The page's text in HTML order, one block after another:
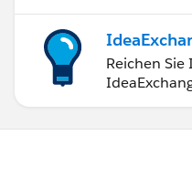
Reichen Sie